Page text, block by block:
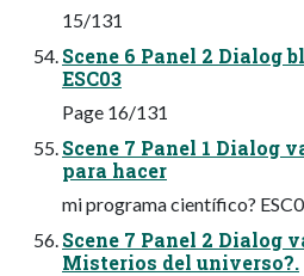
15/131
Scene 6 Panel 2 Dialog
ESC03
Page 16/131
Scene 7 Panel 1 Dialog
para hacer
mi programa científico?
Scene 7 Panel 2 Dialog
Misterios del universo?.